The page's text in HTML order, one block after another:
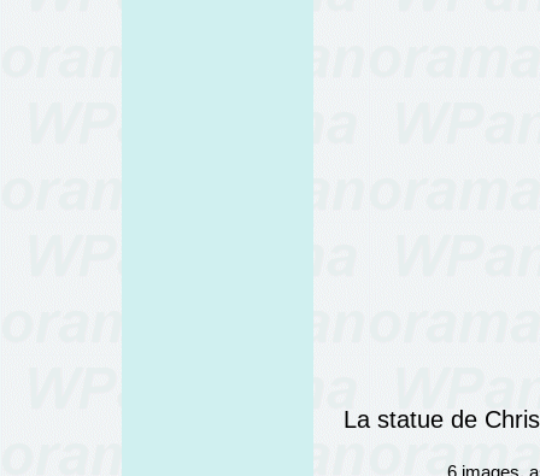
La statue de
6 images,